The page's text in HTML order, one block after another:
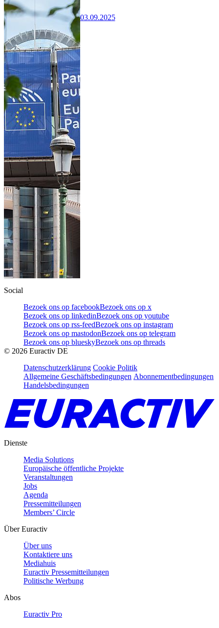
03.09.2025
Social
Bezoek ons op facebookBezoek ons op x
Bezoek ons op linkedinBezoek ons op youtube
Bezoek ons op rss-feedBezoek ons op instagram
Bezoek ons op mastodonBezoek ons op telegram
Bezoek ons op blueskyBezoek ons op threads
© 2026 Euractiv DE
Datenschutzerklärung Cookie Politik
Allgemeine Geschäftsbedingungen Abonnementbedingungen
Handelsbedingungen
Dienste
Media Solutions
Europäische öffentliche Projekte
Veranstaltungen
Jobs
Agenda
Pressemitteilungen
Members’ Circle
Über Euractiv
Über uns
Kontaktiere uns
Mediahuis
Euractiv Pressemitteilungen
Politische Werbung
Abos
Euractiv Pro